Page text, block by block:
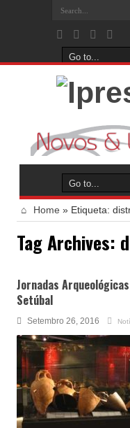
Home » Etiqueta:
Tag Archives:
Jornadas
Setúbal
Setembro 26, 2016